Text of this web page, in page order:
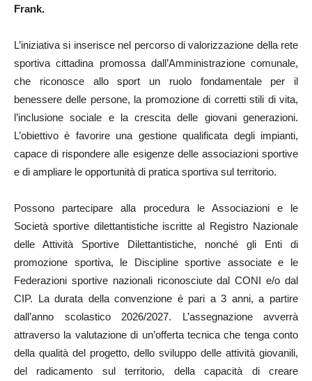
Frank.
L’iniziativa si inserisce nel percorso di valorizzazione della rete
sportiva cittadina promossa dall’Amministrazione comunale,
che riconosce allo sport un ruolo fondamentale per il
benessere delle persone, la promozione di corretti stili di vita,
l’inclusione sociale e la crescita delle giovani generazioni.
L’obiettivo è favorire una gestione qualificata degli impianti,
capace di rispondere alle esigenze delle associazioni sportive
e di ampliare le opportunità di pratica sportiva sul territorio.
Possono partecipare alla procedura le Associazioni e le
Società sportive dilettantistiche iscritte al Registro Nazionale
delle Attività Sportive Dilettantistiche, nonché gli Enti di
promozione sportiva, le Discipline sportive associate e le
Federazioni sportive nazionali riconosciute dal CONI e/o dal
CIP. La durata della convenzione è pari a 3 anni, a partire
dall’anno scolastico 2026/2027. L’assegnazione avverrà
attraverso la valutazione di un’offerta tecnica che tenga conto
della qualità del progetto, dello sviluppo delle attività giovanili,
del radicamento sul territorio, della capacità di creare